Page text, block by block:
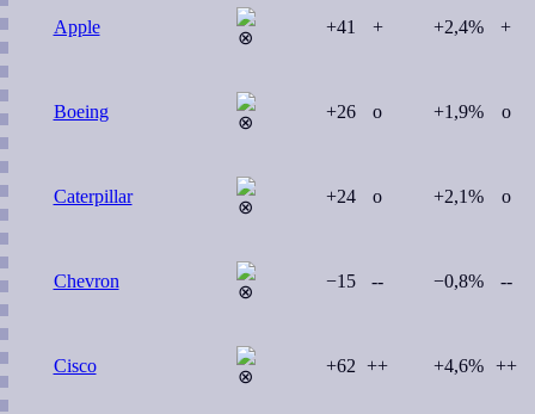
Apple +41 + +2,4% +
Boeing +26 o +1,9% o
Caterpillar +24 o +2,1% o
Chevron −15 -- −0,8% --
Cisco +62 ++ +4,6% ++